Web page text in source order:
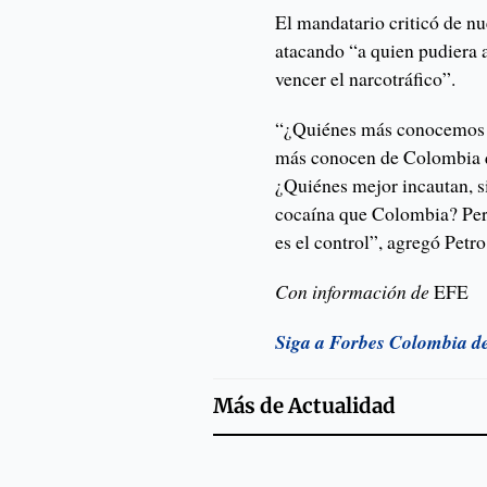
El mandatario criticó de
atacando “a quien
vencer el narcotráfico”.
“¿Quiénes más
más conocen de
¿Quiénes mejor incautan,
cocaína que Colombia?
es el control”, agregó
Con información deEFE
Siga a Forbes Colombia
Más deActualidad